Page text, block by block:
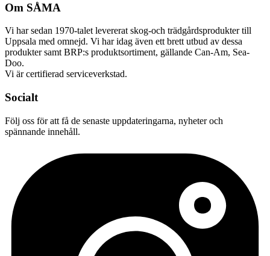
Om SÅMA
Vi har sedan 1970-talet levererat skog-och trädgårdsprodukter till
Uppsala med omnejd. Vi har idag även ett brett utbud av dessa
produkter samt BRP:s produktsortiment, gällande Can-Am, Sea-
Doo.
Vi är certifierad serviceverkstad.
Socialt
Följ oss för att få de senaste uppdateringarna, nyheter och
spännande innehåll.